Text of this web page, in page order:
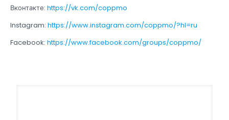
Вконтакте: https://vk.com/coppmo
Instagram: https://www.instagram.com/coppmo/?hl=ru
Facebook: https://www.facebook.com/groups/coppmo/